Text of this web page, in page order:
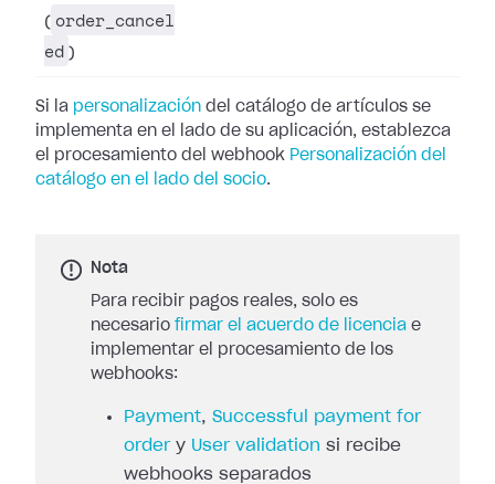
( order_cancel
ed )
Si la personalización del catálogo de artículos se
implementa en el lado de su aplicación, establezca
el procesamiento del webhook Personalización del
catálogo en el lado del socio.
Nota
Para recibir pagos reales, solo es
necesario firmar el acuerdo de licencia e
implementar el procesamiento de los
webhooks:
Payment, Successful payment for
ordery User validation si recibe
webhooks separados